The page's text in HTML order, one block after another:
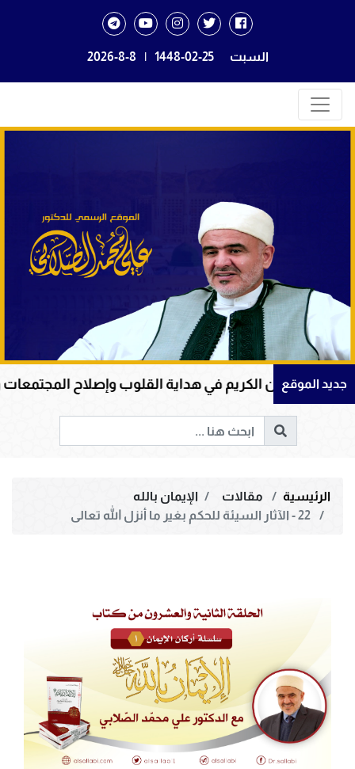
السبت 1448-02-25
|
2026-8-8
جديد الموقع
في هداية القلوب وإصلاح المجتمعات وقيادة الإنسانية
الرئيسية مقالات
الإيمان بالله